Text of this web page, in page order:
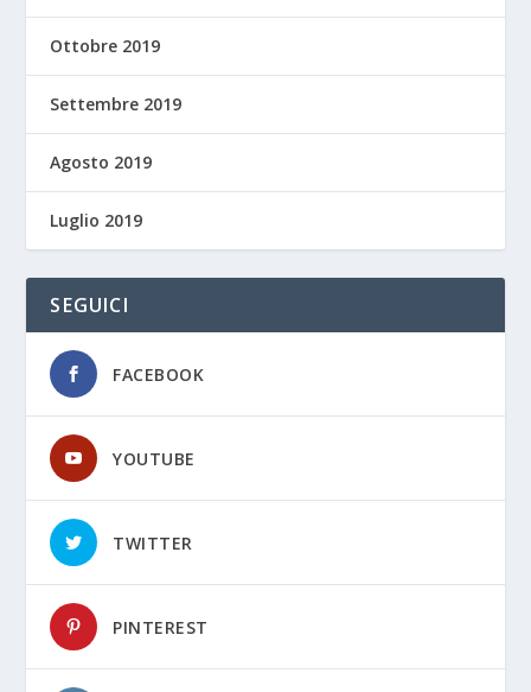
Ottobre 2019
Settembre 2019
Agosto 2019
Luglio 2019
SEGUICI
FACEBOOK
YOUTUBE
TWITTER
PINTEREST